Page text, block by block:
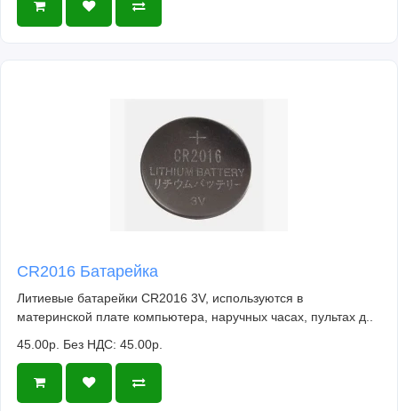
CR2016 Батарейка
Литиевые батарейки CR2016 3V, используются в
материнской плате компьютера, наручных часах, пультах д..
45.00р. Без НДС: 45.00р.